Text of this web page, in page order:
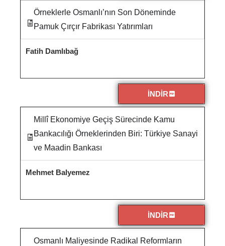
Örneklerle Osmanlı’nın Son Döneminde
Pamuk Çırçır Fabrikası Yatırımları
Fatih Damlıbağ
İNDİR
Millî Ekonomiye Geçiş Sürecinde Kamu
Bankacılığı Örneklerinden Biri: Türkiye Sanayi
ve Maadin Bankası
Mehmet Balyemez
İNDİR
Osmanlı Maliyesinde Radikal Reformların